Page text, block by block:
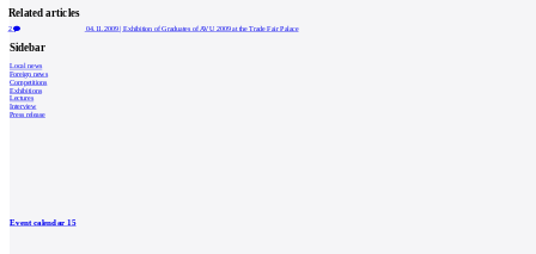
Related articles
2 04.11.2009| Exhibition of Graduates of AVU 2009 at the Trade Fair Palace
Sidebar
Local news
Foreign news
Competitions
Exhibitions
Lectures
Interview
Press release
Event calendar15